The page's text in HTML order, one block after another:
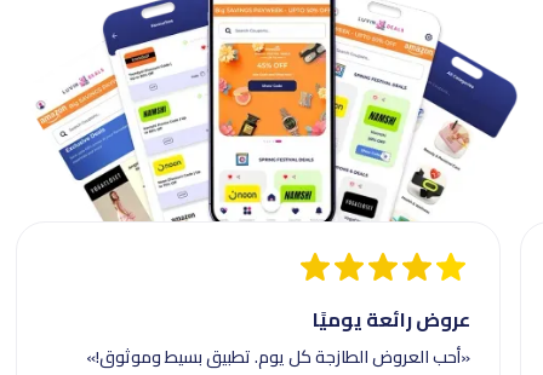
عروض رائعة يوميًا
«أحب العروض الطازجة كل يوم. تطبيق بسيط وموثوق!»